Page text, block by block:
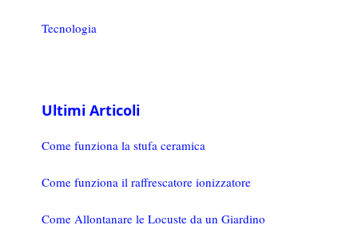
Tecnologia
Ultimi Articoli
Come funziona la stufa ceramica
Come funziona il raffrescatore ionizzatore
Come Allontanare le Locuste da un Giardino